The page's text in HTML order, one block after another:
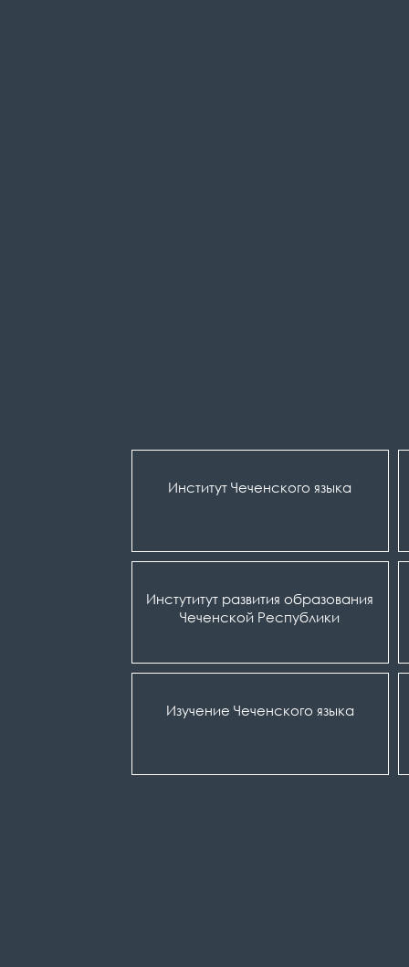
Институт Чеченского языка
Инстутитут развития образования
Чеченской Республики
Изучение Чеченского языка